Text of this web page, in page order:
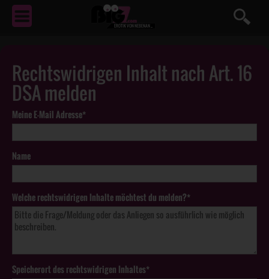
EROTIKVON NEBENAN ...
Rechtswidrigen Inhalt nach Art. 16
DSA melden
Meine E-Mail Adresse*
Name
Welche rechtswidrigen Inhalte möchtest du melden?*
Speicherort des rechtswidrigen Inhaltes*